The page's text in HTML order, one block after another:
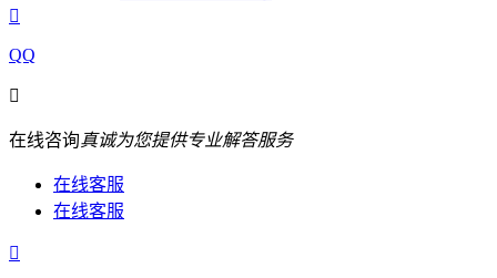

QQ

在线咨询真诚为您提供专业解答服务
在线客服
在线客服
